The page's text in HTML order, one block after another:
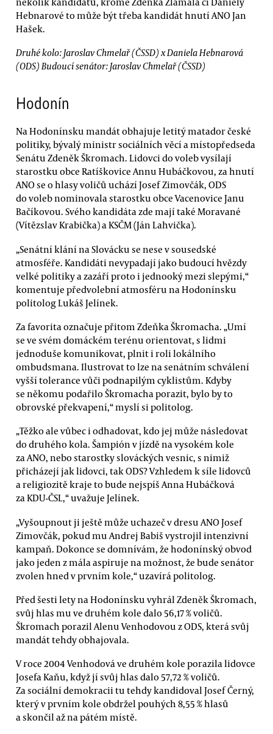
Hebnarové to může být třeba kandidát hnutí ANO Jan
Hašek.
Druhé kolo: Jaroslav Chmelař (ČSSD) x Daniela Hebnarová
(ODS) Budoucí senátor: Jaroslav Chmelař (ČSSD)
Hodonín
Na Hodonínsku mandát obhajuje letitý matador české
politiky, bývalý ministr sociálních věcí a místopředseda
Senátu Zdeněk Škromach. Lidovci do voleb vysílají
starostku obce Ratíškovice Annu Hubáčkovou, za hnutí
ANO se o hlasy voličů uchází Josef Zimovčák, ODS
do voleb nominovala starostku obce Vacenovice Janu
Bačíkovou. Svého kandidáta zde mají také Moravané
(Vítězslav Krabička) a KSČM (Ján Lahvička).
„Senátní klání na Slovácku se nese v sousedské
atmosféře. Kandidáti nevypadají jako budoucí hvězdy
velké politiky a zazáří proto i jednooký mezi slepými,“
komentuje předvolební atmosféru na Hodonínsku
politolog Lukáš Jelínek.
Za favorita označuje přitom Zdeňka Škromacha. „Umí
se ve svém domáckém terénu orientovat, s lidmi
jednoduše komunikovat, plnit i roli lokálního
ombudsmana. Ilustrovat to lze na senátním schválení
vyšší tolerance vůči podnapilým cyklistům. Kdyby
se někomu podařilo Škromacha porazit, bylo by to
obrovské překvapení,“ myslí si politolog.
„Těžko ale vůbec i odhadovat, kdo jej může následovat
do druhého kola. Šampión v jízdě na vysokém kole
za ANO, nebo starostky slováckých vesnic, s nimiž
přicházejí jak lidovci, tak ODS? Vzhledem k síle lidovců
a religiozitě kraje to bude nejspíš Anna Hubáčková
za KDU-ČSL,“ uvažuje Jelínek.
„Vyšoupnout ji ještě může uchazeč v dresu ANO Josef
Zimovčák, pokud mu Andrej Babiš vystrojil intenzivní
kampaň. Dokonce se domnívám, že hodonínský obvod
jako jeden z mála aspiruje na možnost, že bude senátor
zvolen hned v prvním kole,“ uzavírá politolog.
Před šesti lety na Hodonínsku vyhrál Zdeněk Škromach,
svůj hlas mu ve druhém kole dalo 56,17 % voličů.
Škromach porazil Alenu Venhodovou z ODS, která svůj
mandát tehdy obhajovala.
V roce 2004 Venhodová ve druhém kole porazila lidovce
Josefa Kaňu, když jí svůj hlas dalo 57,72 % voličů.
Za sociální demokracii tu tehdy kandidoval Josef Černý,
který v prvním kole obdržel pouhých 8,55 % hlasů
a skončil až na pátém místě.